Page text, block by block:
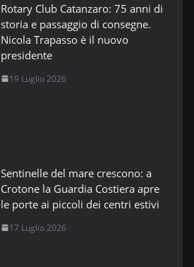
Rotary Club Catanzaro: 75 anni di
storia e passaggio di consegne.
Nicola Trapasso è il nuovo
presidente
19 Luglio 2026
Sentinelle del mare crescono: a
Crotone la Guardia Costiera apre
le porte ai piccoli dei centri estivi
17 Luglio 2026